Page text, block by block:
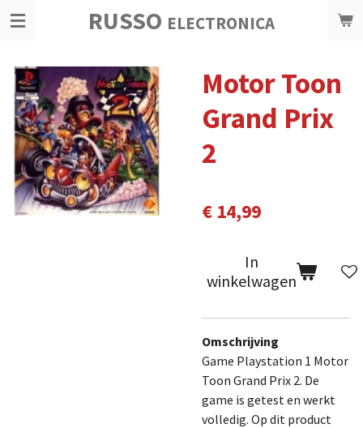
Ga
de
hoofdinhoud
RUSSO ELECTRONICA
Motor Toon
Grand Prix
2
€ 14,99
In
winkelwagen
Omschrijving
Game Playstation 1 Motor
Toon Grand Prix 2. De
game is getest en werkt
volledig. Op dit product